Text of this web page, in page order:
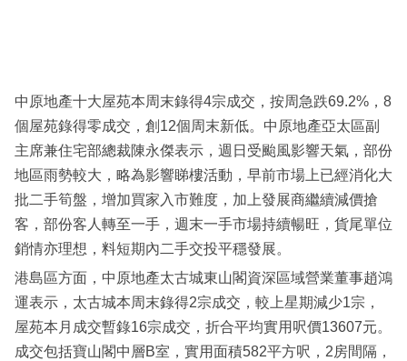
中原地產十大屋苑本周末錄得4宗成交，按周急跌69.2%，8
個屋苑錄得零成交，創12個周末新低。中原地產亞太區副
主席兼住宅部總裁陳永傑表示，週日受颱風影響天氣，部份
地區雨勢較大，略為影響睇樓活動，早前市場上已經消化大
批二手筍盤，增加買家入市難度，加上發展商繼續減價搶
客，部份客人轉至一手，週末一手市場持續暢旺，貨尾單位
銷情亦理想，料短期內二手交投平穩發展。
港島區方面，中原地產太古城東山閣資深區域營業董事趙鴻
運表示，太古城本周末錄得2宗成交，較上星期減少1宗，
屋苑本月成交暫錄16宗成交，折合平均實用呎價13607元。
成交包括寶山閣中層B室，實用面積582平方呎，2房間隔，